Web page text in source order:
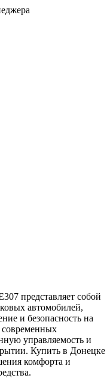
представляет собой
автомобилей,
и безопасность на
современных
управляемость и
Купить в Донецке
комфорта и